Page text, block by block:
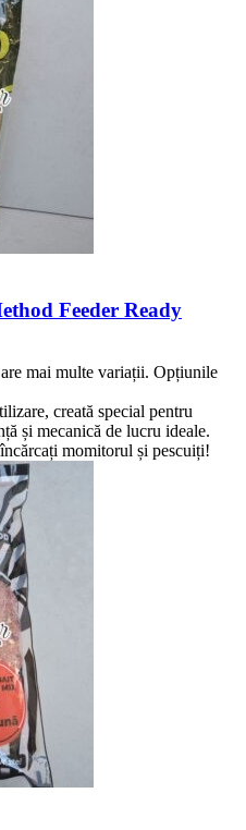
Feeder Ready
mai multe variații. Opțiunile
creată special pentru
și mecanică de lucru ideale.
momitorul și pescuiți!